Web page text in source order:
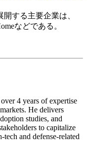
する主要企業は、
などである。
4 years of expertise
He delivers
studies, and
to capitalize
and defense-related